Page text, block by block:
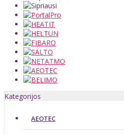
Kategorijos
AEOTEC